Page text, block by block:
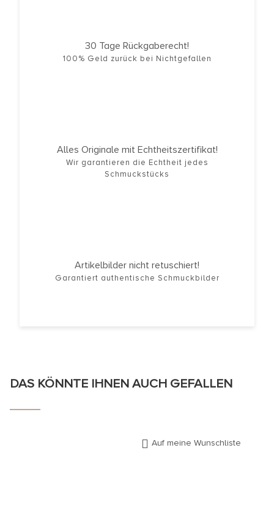
30 Tage Rückgaberecht!
100% Geld zurück bei Nichtgefallen
Alles Originale mit Echtheitszertifikat!
Wir garantieren die Echtheit jedes
Schmuckstücks
Artikelbilder nicht retuschiert!
Garantiert authentische Schmuckbilder
DAS KÖNNTE IHNEN AUCH GEFALLEN
Auf meine Wunschliste